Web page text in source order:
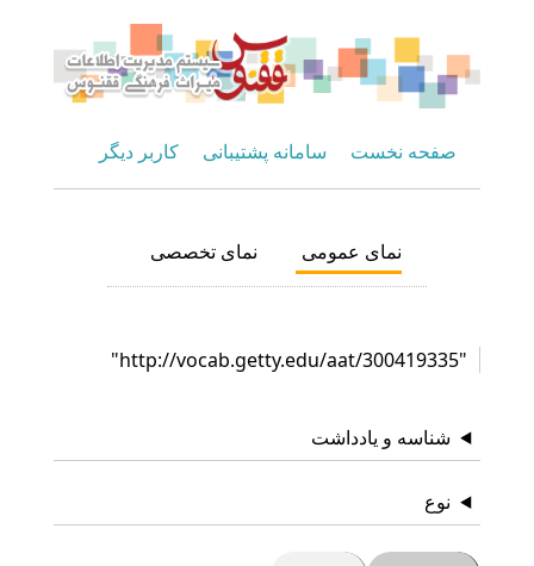
صفحه نخست سامانه پشتیبانی کاربر دیگر
نمای عمومی نمای تخصصی
"http://vocab.getty.edu/aat/300419335"
شناسه و یادداشت
نوع